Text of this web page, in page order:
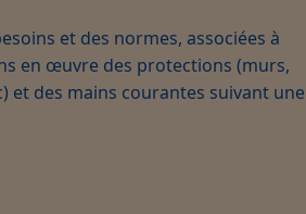
et des normes, associées à
en œuvre des protections (murs,
et des mains courantes suivant une